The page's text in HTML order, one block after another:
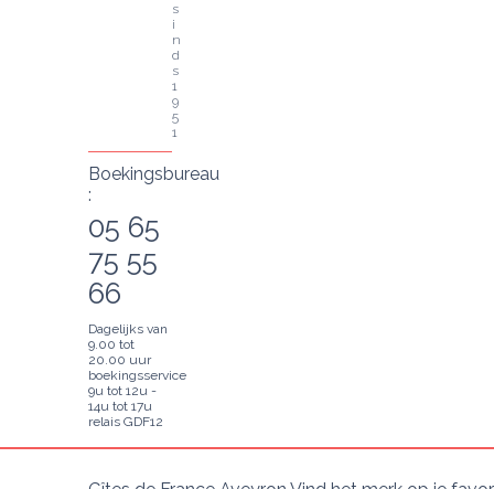
s
i
n
d
s
1
9
5
1
Boekingsbureau
:
05 65
75 55
66
Dagelijks van
9.00 tot
20.00 uur
boekingsservice
9u tot 12u -
14u tot 17u
relais GDF12